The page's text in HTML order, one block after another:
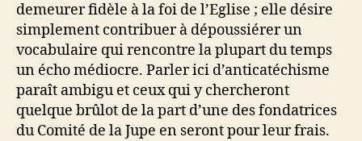
demeurer fidèle à la foi de l’Eglise ; elle désire
simplement contribuer à dépoussiérer un
vocabulaire qui rencontre la plupart du temps
un écho médiocre. Parler ici d’anticatéchisme
paraît ambigu et ceux qui y chercheront
quelque brûlot de la part d’une des fondatrices
du Comité de la Jupe en seront pour leur frais.